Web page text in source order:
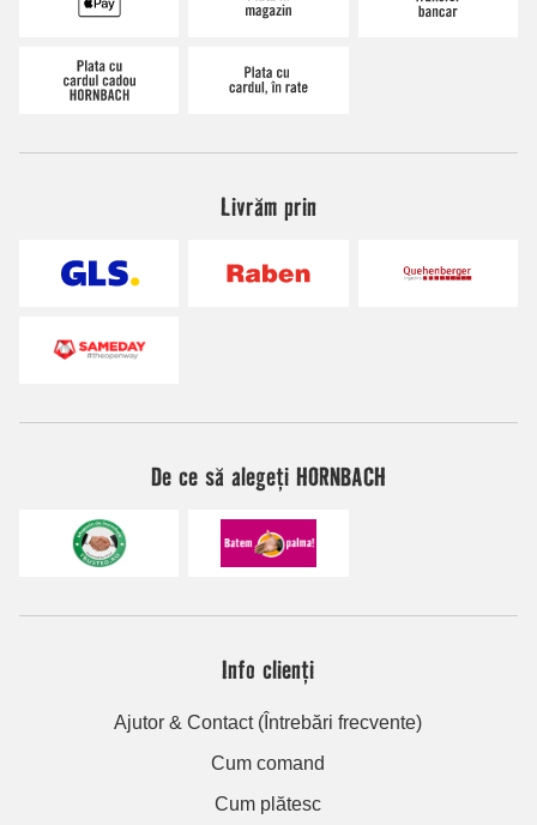
Livrăm prin
De ce să alegeți HORNBACH
Info clienți
Ajutor & Contact (Întrebări frecvente)
Cum comand
Cum plătesc